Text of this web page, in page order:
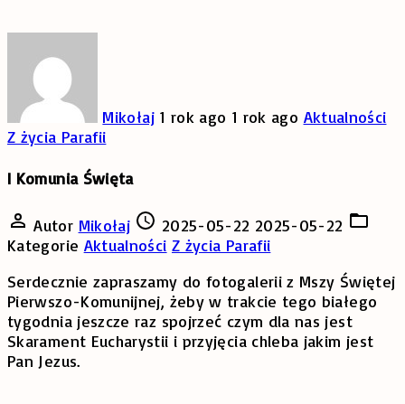
Mikołaj 1 rok ago 1 rok ago Aktualności
Z życia Parafii
I Komunia Święta
Autor Mikołaj 2025-05-22 2025-05-22
Kategorie Aktualności Z życia Parafii
Serdecznie zapraszamy do fotogalerii z Mszy Świętej
Pierwszo-Komunijnej, żeby w trakcie tego białego
tygodnia jeszcze raz spojrzeć czym dla nas jest
Skarament Eucharystii i przyjęcia chleba jakim jest
Pan Jezus.